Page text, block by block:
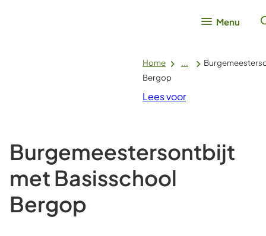
Menu
Home ...
Bergop
Lees voor
Burgemeestersontbijt
met Basisschool
Bergop